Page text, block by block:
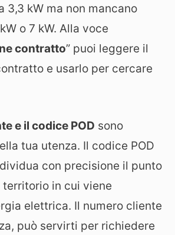
3,3 kW ma non mancano
o 7 kW. Alla voce
contratto” puoi leggere il
e usarlo per cercare
e il codice POD sono
tua utenza. Il codice POD
con precisione il punto
in cui viene
elettrica. Il numero cliente
può servirti per richiedere